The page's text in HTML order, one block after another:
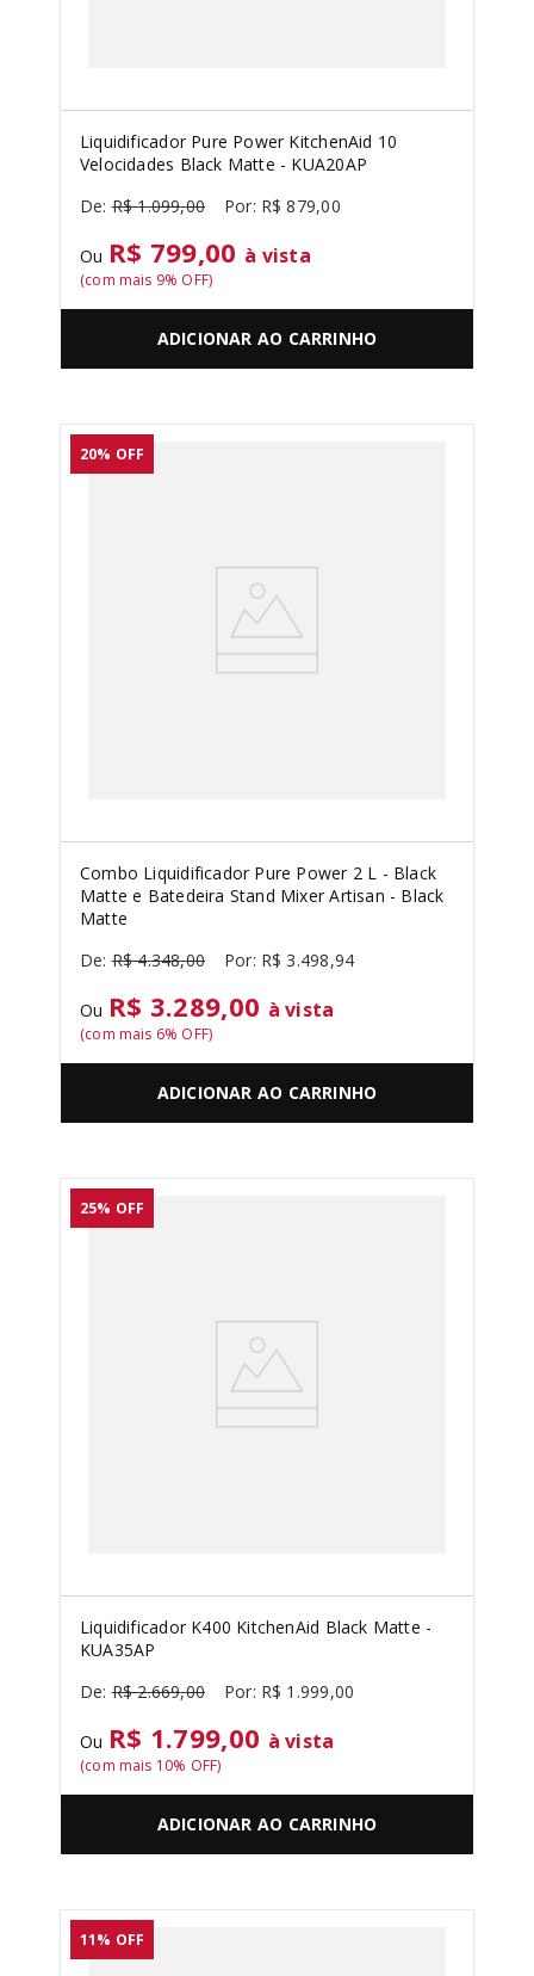
Liquidificador Pure Power KitchenAid 10
Velocidades Black Matte - KUA20AP
R$ 1.099,00 R$ 879,00
Ou R$ 799,00 à vista
(com mais 9% OFF)
ADICIONAR AO CARRINHO
20% OFF
Combo Liquidificador Pure Power 2 L - Black
Matte e Batedeira Stand Mixer Artisan - Black
Matte
R$ 4.348,00 R$ 3.498,94
Ou R$ 3.289,00 à vista
(com mais 6% OFF)
ADICIONAR AO CARRINHO
25% OFF
Liquidificador K400 KitchenAid Black Matte -
KUA35AP
R$ 2.669,00 R$ 1 .999,00
Ou R$ 1.799,00 à vista
(com mais 10% OFF)
ADICIONAR AO CARRINHO
11% OFF